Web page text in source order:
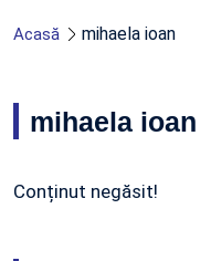
Acasă mihaela ioan
mihaela ioan
Conținut negăsit!